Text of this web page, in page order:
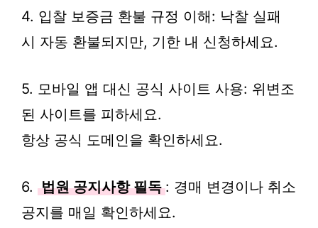
4. 입찰 보증금 환불 규정 이해: 낙찰 실패
시 자동 환불되지만, 기한 내 신청하세요.
5. 모바일 앱 대신 공식 사이트 사용: 위변조
된 사이트를 피하세요.
항상 공식 도메인을 확인하세요.
6. 법원 공지사항 필독 : 경매 변경이나 취소
공지를 매일 확인하세요.